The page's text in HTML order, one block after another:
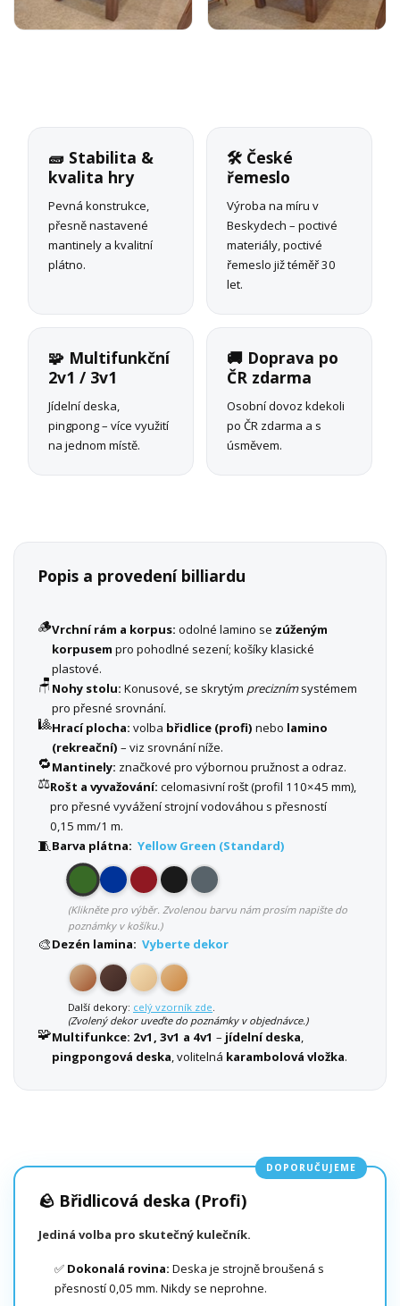
🧱 Stabilita &
kvalita hry
Pevná konstrukce,
přesně nastavené
mantinely a kvalitní
plátno.
🛠 České
řemeslo
Výroba na míru v
Beskydech – poctivé
materiály, poctivé
řemeslo již téměř 30
let.
🧩 Multifunkční
2v1 / 3v1
Jídelní deska,
pingpong – více využití
na jednom místě.
🚚 Doprava po
ČR zdarma
Osobní dovoz kdekoli
po ČR zdarma a s
úsměvem.
Popis a provedení billiardu
🪵Vrchní rám a korpus: odolné lamino se zúženým
korpusem pro pohodlné sezení; košíky klasické
plastové.
🪑 Nohy stolu: Konusové, se skrytým preciznímsystémem
pro přesné srovnání.
🎱Hrací plocha: volba břidlice (profi) nebo lamino
(rekreační) – viz srovnání níže.
🔁Mantinely: značkové pro výbornou pružnost a odraz.
⚖️Rošt a vyvažování: celomasivní rošt (profil 110×45 mm),
pro přesné vyvážení strojní vodováhou s přesností
0,15 mm/1 m.
🧵Barva plátna: Yellow Green (Standard)
(Klikněte pro výběr. Zvolenou barvu nám prosím napište do
poznámky v košíku.)
🎨Dezén lamina: Vyberte dekor
Další dekory: celý vzorník zde.
(Zvolený dekor uveďte do poznámky v objednávce.)
🧩Multifunkce: 2v1, 3v1 a 4v1 – jídelní deska,
pingpongová deska, volitelná karambolová vložka.
DOPORUČUJEME
🪨 Břidlicová deska (Profi)
Jediná volba pro skutečný kulečník.
✅ Dokonalá rovina: Deska je strojně broušená s
přesností 0,05 mm. Nikdy se neprohne.